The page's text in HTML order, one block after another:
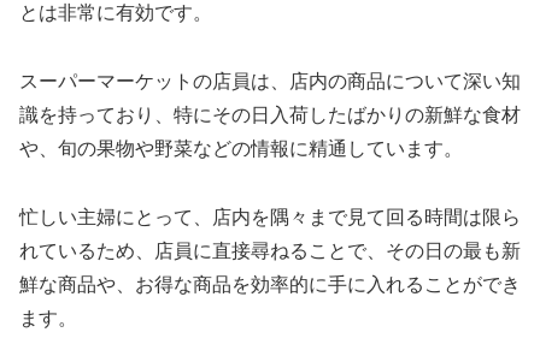
とは非常に有効です。
スーパーマーケットの店員は、店内の商品について深い知
識を持っており、特にその日入荷したばかりの新鮮な食材
や、旬の果物や野菜などの情報に精通しています。
忙しい主婦にとって、店内を隅々まで見て回る時間は限ら
れているため、店員に直接尋ねることで、その日の最も新
鮮な商品や、お得な商品を効率的に手に入れることができ
ます。